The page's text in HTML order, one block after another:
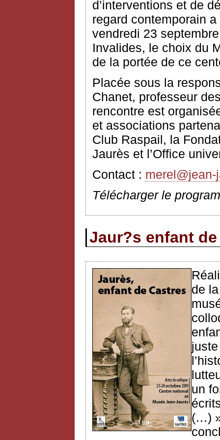
d’interventions et de
regard contemporain
vendredi 23
Invalides, le choix du
de la portée de ce
Placée sous la
Chanet, professeur
rencontre est
et associations
Club Raspail, la
Jaurès et l’Office
Contact :
Télécharger le
Jaur?s enfant
de
un
(…)